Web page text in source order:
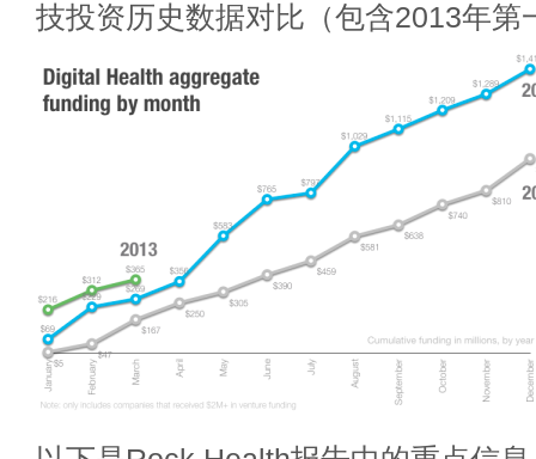
技投资历史数据对比（包含2013年第